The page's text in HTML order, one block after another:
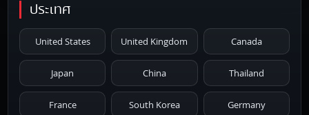
1986 1985 1984 1983 1982
1981 1980 1979 1978 1977
ประเทศ
United States United Kingdom Canada
Japan China Thailand
France South Korea Germany